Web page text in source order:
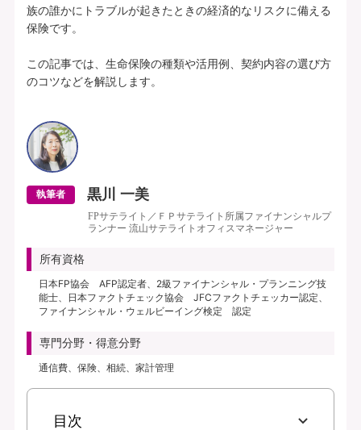
族の誰かにトラブルが起きたときの経済的なリスクに備える
保険です。
この記事では、生命保険の種類や活用例、契約内容の選び方
のコツなどを解説します。
執筆者 黒川 一美
FPサテライト／ＦＰサテライト所属ファイナンシャルプ
ランナー 流山サテライトオフィスマネージャー
所有資格
日本FP協会 AFP認定者、2級ファイナンシャル・プランニング技
能士、日本ファクトチェック協会 JFCファクトチェッカー認定、
ファイナンシャル・ウェルビーイング検定 認定
専門分野・得意分野
通信費、保険、相続、家計管理
目次